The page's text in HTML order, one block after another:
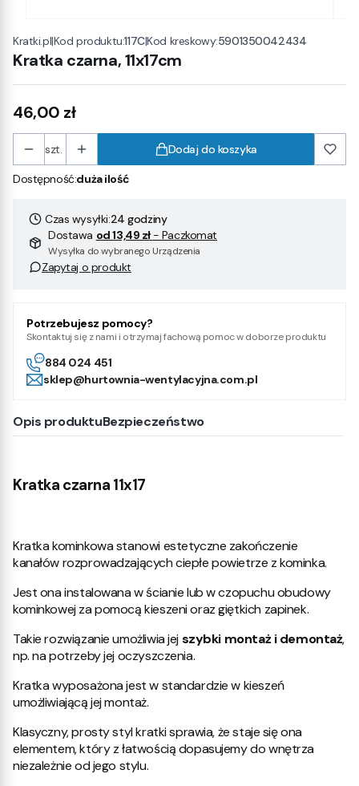
Kratki.pl|Kod produktu:117C|Kod kreskowy:5901350042434
Kratka czarna, 11x17cm
Cena
46,00 zł
szt. Dodaj do koszyka
Dostępność:duża ilość
Czas wysyłki:24 godziny
Dostawa od 13,49 zł - Paczkomat
Wysyłka do wybranego Urządzenia
Zapytaj o produkt
Potrzebujesz pomocy?
Skontaktuj się z nami i otrzymaj fachową pomoc w doborze produktu
884 024 451
sklep@hurtownia-wentylacyjna.com.pl
Opis produktuBezpieczeństwo
Kratka czarna 11x17
Kratka kominkowa stanowi estetyczne zakończenie
kanałów rozprowadzających ciepłe powietrze z kominka.
Jest ona instalowana w ścianie lub w czopuchu obudowy
kominkowej za pomocą kieszeni oraz giętkich zapinek.
Takie rozwiązanie umożliwia jej szybki montaż i demontaż,
np. na potrzeby jej oczyszczenia.
Kratka wyposażona jest w standardzie w kieszeń
umożliwiającą jej montaż.
Klasyczny, prosty styl kratki sprawia, że staje się ona
elementem, który z łatwością dopasujemy do wnętrza
niezależnie od jego stylu.